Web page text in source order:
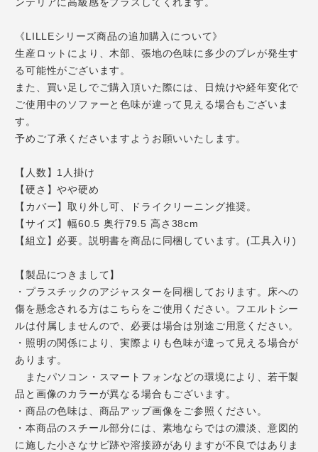
ンテリアに高級感をプラスしてくれます。
《LILLEシリーズ商品の追加購入について》
生産ロットにより、木部、張地の色味に多少のブレが発生す
る可能性がございます。
また、買い足しでご購入頂いた際には、日焼けや経年変化で
ご使用中のソファーと色味が違って見える場合もございま
す。
予めご了承くださいますようお願いいたします。
【人数】1人掛け
【硬さ】やや硬め
【カバー】取り外し可、ドライクリーニング推奨。
【サイズ】幅60.5 奥行79.5 高さ38cm
【組立】必要。説明書を商品に同梱しています。(工具入り)
【製品につきまして】
・プラスチックのアジャスターを同梱しております。床への
傷を懸念される方はこちらをご使用ください。フエルトシー
ルは付属しませんので、必要は場合は別途ご用意ください。
・照明の関係により、実際よりも色味が違って見える場合が
あります。
またパソコン・スマートフォンなどの環境により、若干製
品と画像のカラーが異なる場合もございます。
・商品の色味は、商品アップ画像をご参照ください。
・本商品のスチール部分には、素地ならではの濃淡、意図的
に施した小さなサビ跡や溶接跡がありますが不良ではありま